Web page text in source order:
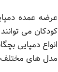
عرضه عمده
کودکان می
انواع دمپایی
مدل های مختلف